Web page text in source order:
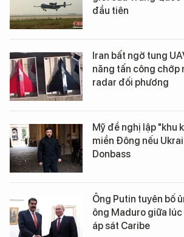
đầu tiên
Iran bất ngờ tung
năng tấn công chớp
radar đối phương
Mỹ đề nghị lập "khu
miền Đông nếu
Donbass
Ông Putin tuyên bố
ông Maduro giữa
áp sát Caribe